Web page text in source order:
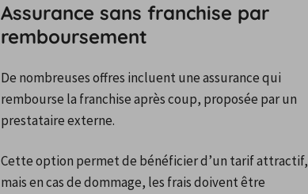
Assurance sans franchise par
remboursement
De nombreuses offres incluent une assurance qui
rembourse la franchise après coup, proposée par un
prestataire externe.
Cette option permet de bénéficier d’un tarif attractif,
mais en cas de dommage, les frais doivent être